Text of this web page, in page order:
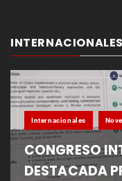
INTERNACIONALES
Internacionales
CONGRESO
DESTACADA